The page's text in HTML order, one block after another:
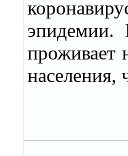
проживает
населения,